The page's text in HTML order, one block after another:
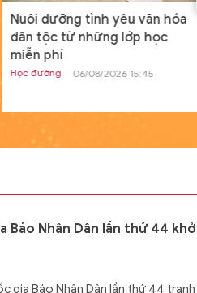
GD&TĐ - Dù điều kiện học tập có phần
hạn chế nhưng, Dương Đình Thanh
dân tộc Tày vẫn sở hữu điểm số ba
Tìm ra nguyên nhân máy tính
19/07/2024 13:19
được báo cáo ở nhiều quốc
Nuôi dưỡng tình yêu văn hóa
dân tộc từ những lớp học
miễn phí
Học đường 06/08/2026 15:45
Báo Nhân Dân lần thứ 44
gia Báo Nhân Dân lần thứ 44 tranh